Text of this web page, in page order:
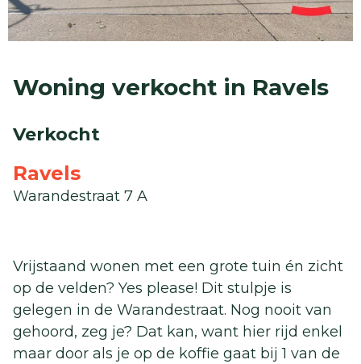
Woning verkocht in Ravels
Verkocht
Ravels
Warandestraat 7 A
Vrijstaand wonen met een grote tuin én zicht
op de velden? Yes please! Dit stulpje is
gelegen in de Warandestraat. Nog nooit van
gehoord, zeg je? Dat kan, want hier rijd enkel
maar door als je op de koffie gaat bij 1 van de